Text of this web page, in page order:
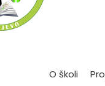
O školi